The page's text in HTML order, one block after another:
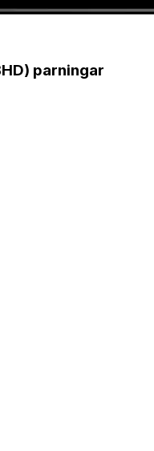
parningar